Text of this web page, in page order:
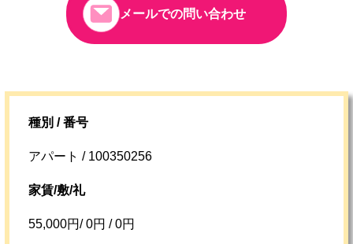
メールでの問い合わせ
種別 / 番号
アパート / 100350256
家賃/敷/礼
55,000円/ 0円 / 0円